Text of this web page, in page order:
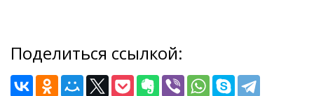
Поделиться ссылкой: